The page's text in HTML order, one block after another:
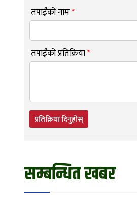
तपाईंको नाम*
तपाईंको प्रतिक्रिया*
प्रतिक्रिया दिनुहोस्
सम्बन्धित खबर